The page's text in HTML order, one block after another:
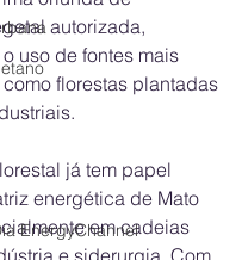
EnergyChannel
autorizada,
uso de fontes mais
florestas plantadas
já tem papel
energética de Mato
em cadeias
e siderurgia. Com